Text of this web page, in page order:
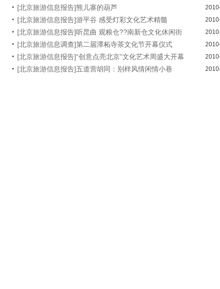
[北京旅游信息报告]熊儿寨的葫芦
[北京旅游信息报告]游平谷 感受灯彩文化艺术精髓
[北京旅游信息报告]听昆曲 观粮仓??南新仓文化休闲街
[北京旅游信息调查]第二届潭柘寺茶文化节开幕仪式
[北京旅游信息报告]“创意点亮北京”文化艺术周盛大开幕
[北京旅游信息报告]五道营胡同：别样风情闲情小巷